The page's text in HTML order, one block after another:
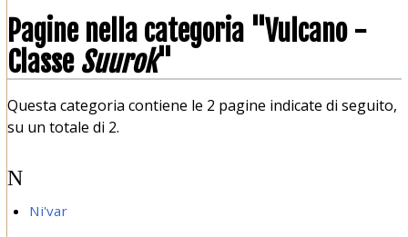
Pagine nella categoria "Vulcano -
Classe Suurok"
Questa categoria contiene le 2 pagine indicate di seguito,
su un totale di 2.
N
Ni'var